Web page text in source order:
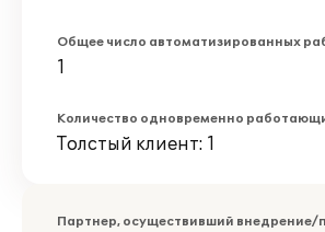
Общее число автоматизированных
1
Количество одновременно
Толстый клиент: 1
Партнер, осуществивший внедрение/